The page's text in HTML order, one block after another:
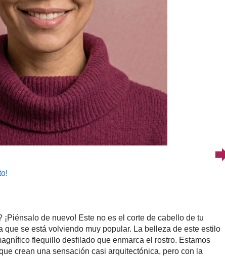
de nuevo! Este no es el corte de cabello de tu
que se está volviendo muy popular. La belleza de este estilo
flequillo desfilado que enmarca el rostro. Estamos
crean una sensación casi arquitectónica, pero con la